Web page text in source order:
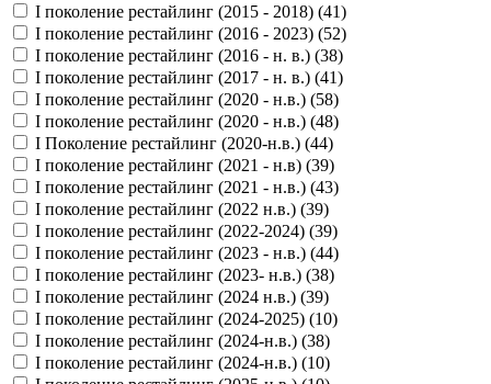
I поколение рестайлинг (2015 - 2018) (41)
I поколение рестайлинг (2016 - 2023) (52)
I поколение рестайлинг (2016 - н. в.) (38)
I поколение рестайлинг (2017 - н. в.) (41)
I поколение рестайлинг (2020 - н.в.) (58)
I поколение рестайлинг (2020 - н.в.) (48)
I Поколение рестайлинг (2020-н.в.) (44)
I поколение рестайлинг (2021 - н.в) (39)
I поколение рестайлинг (2021 - н.в.) (43)
I поколение рестайлинг (2022 н.в.) (39)
I поколение рестайлинг (2022-2024) (39)
I поколение рестайлинг (2023 - н.в.) (44)
I поколение рестайлинг (2023- н.в.) (38)
I поколение рестайлинг (2024 н.в.) (39)
I поколение рестайлинг (2024-2025) (10)
I поколение рестайлинг (2024-н.в.) (38)
I поколение рестайлинг (2024-н.в.) (10)